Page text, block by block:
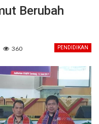
Berubah
PENDIDIKAN
360